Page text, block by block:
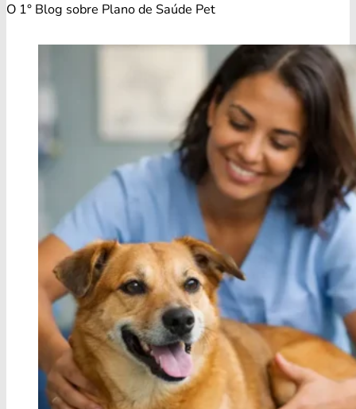
O 1° Blog sobre Plano de Saúde Pet